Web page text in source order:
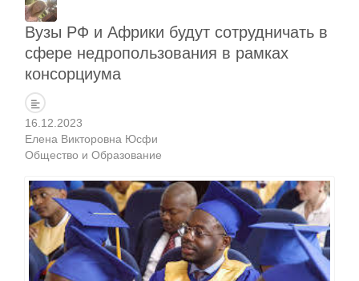
Вузы РФ и Африки будут сотрудничать в
сфере недропользования в рамках
консорциума
16.12.2023
Елена Викторовна Юсфи
Общество и Образование